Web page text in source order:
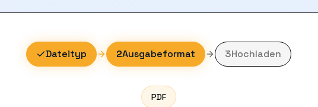
Dateityp 2Ausgabeformat 3Hochladen
PDF